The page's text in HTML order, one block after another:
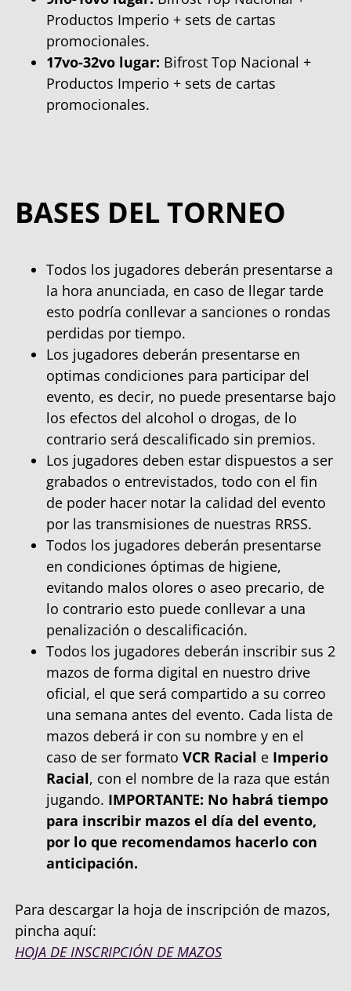
Productos Imperio + sets de cartas
promocionales.
17vo-32vo lugar: Bifrost Top Nacional +
Productos Imperio + sets de cartas
promocionales.
BASES DEL TORNEO
Todos los jugadores deberán presentarse a
la hora anunciada, en caso de llegar tarde
esto podría conllevar a sanciones o rondas
perdidas por tiempo.
Los jugadores deberán presentarse en
optimas condiciones para participar del
evento, es decir, no puede presentarse bajo
los efectos del alcohol o drogas, de lo
contrario será descalificado sin premios.
Los jugadores deben estar dispuestos a ser
grabados o entrevistados, todo con el fin
de poder hacer notar la calidad del evento
por las transmisiones de nuestras RRSS.
Todos los jugadores deberán presentarse
en condiciones óptimas de higiene,
evitando malos olores o aseo precario, de
lo contrario esto puede conllevar a una
penalización o descalificación.
Todos los jugadores deberán inscribir sus 2
mazos de forma digital en nuestro drive
oficial, el que será compartido a su correo
una semana antes del evento. Cada lista de
mazos deberá ir con su nombre y en el
caso de ser formato VCR Racial e Imperio
Racial, con el nombre de la raza que están
jugando. IMPORTANTE: No habrá tiempo
para inscribir mazos el día del evento,
por lo que recomendamos hacerlo con
anticipación.
Para descargar la hoja de inscripción de mazos,
pincha aquí:
HOJA DE INSCRIPCIÓN DE MAZOS